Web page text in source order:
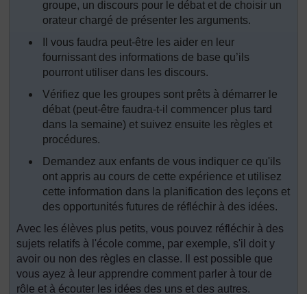
groupe, un discours pour le débat et de choisir un
orateur chargé de présenter les arguments.
Il vous faudra peut-être les aider en leur
fournissant des informations de base qu’ils
pourront utiliser dans les discours.
Vérifiez que les groupes sont prêts à démarrer le
débat (peut-être faudra-t-il commencer plus tard
dans la semaine) et suivez ensuite les règles et
procédures.
Demandez aux enfants de vous indiquer ce qu'ils
ont appris au cours de cette expérience et utilisez
cette information dans la planification des leçons et
des opportunités futures de réfléchir à des idées.
Avec les élèves plus petits, vous pouvez réfléchir à des
sujets relatifs à l'école comme, par exemple, s'il doit y
avoir ou non des règles en classe. Il est possible que
vous ayez à leur apprendre comment parler à tour de
rôle et à écouter les idées des uns et des autres.